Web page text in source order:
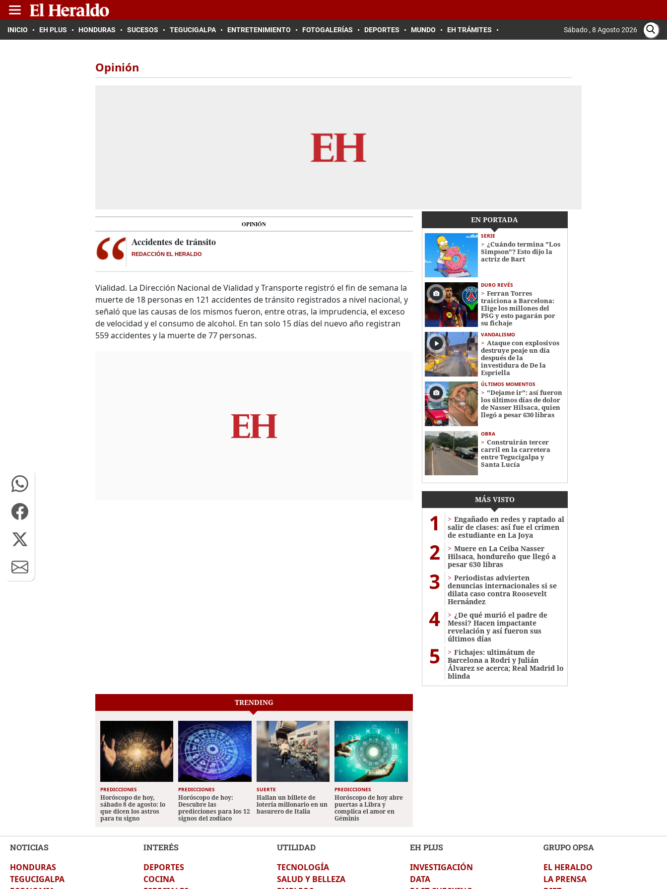
INICIO EH PLUS HONDURAS SUCESOS TEGUCIGALPA ENTRETENIMIENTO FOTOGALERÍAS DEPORTES MUNDO EH TRÁMITES Sábado , 8 Agosto 2026
Opinión
OPINIÓN
Accidentes de tránsito
REDACCIÓN EL HERALDO
Vialidad. La Dirección Nacional de Vialidad y Transporte registró el fin de semana la
muerte de 18 personas en 121 accidentes de tránsito registrados a nivel nacional, y
señaló que las causas de los mismos fueron, entre otras, la imprudencia, el exceso
de velocidad y el consumo de alcohol. En tan solo 15 días del nuevo año registran
559 accidentes y la muerte de 77 personas.
EN PORTADA
SERIE
¿Cuándo termina "Los
Simpson"? Esto dijo la
actriz de Bart
DURO REVÉS
Ferran Torres
traiciona a Barcelona:
Elige los millones del
PSG y esto pagarán por
su fichaje
VANDALISMO
Ataque con explosivos
destruye peaje un día
después de la
investidura de De la
Espriella
ÚLTIMOS MOMENTOS
"Dejame ir": así fueron
los últimos días de dolor
de Nasser Hilsaca, quien
llegó a pesar 630 libras
OBRA
Construirán tercer
carril en la carretera
entre Tegucigalpa y
Santa Lucía
MÁS VISTO
1
Engañado en redes y raptado al
salir de clases: así fue el crimen
de estudiante en La Joya
2
Muere en La Ceiba Nasser
Hilsaca, hondureño que llegó a
pesar 630 libras
3
Periodistas advierten
denuncias internacionales si se
dilata caso contra Roosevelt
Hernández
4
¿De qué murió el padre de
Messi? Hacen impactante
revelación y así fueron sus
últimos días
5
Fichajes: ultimátum de
Barcelona a Rodri y Julián
Álvarez se acerca; Real Madrid lo
blinda
TRENDING
PREDICCIONES
Horóscopo de hoy,
sábado 8 de agosto: lo
que dicen los astros
para tu signo
PREDICCIONES
Horóscopo de hoy:
Descubre las
predicciones para los 12
signos del zodiaco
SUERTE
Hallan un billete de
lotería millonario en un
basurero de Italia
PREDICCIONES
Horóscopo de hoy abre
puertas a Libra y
complica el amor en
Géminis
NOTICIAS
HONDURAS
TEGUCIGALPA
INTERÉS
DEPORTES
COCINA
UTILIDAD
TECNOLOGÍA
SALUD Y BELLEZA
EH PLUS
INVESTIGACIÓN
DATA
GRUPO OPSA
EL HERALDO
LA PRENSA